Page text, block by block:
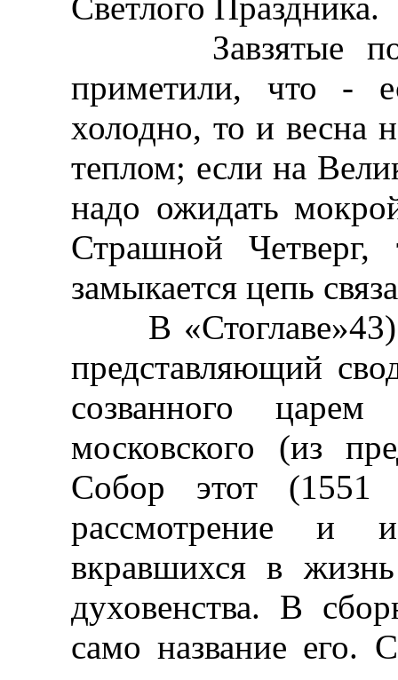
Завзятые
приметили, что -
холодно, то и весна
теплом; если на
надо ожидать
Страшной
замыкается цепь
В «Стоглаве»43)[
представляющий
созванного
московского (из
Собор этот (1551
рассмотрение и
вкравшихся в
духовенства. В
само название его.